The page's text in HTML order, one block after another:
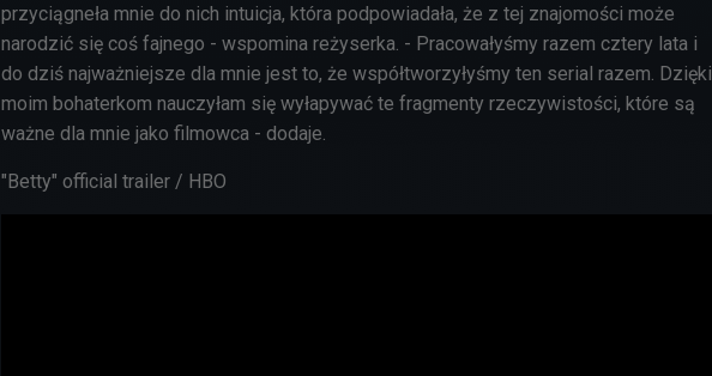
przyciągneła mnie do nich intuicja, która podpowiadała, że z tej znajomości może
narodzić się coś fajnego - wspomina reżyserka. - Pracowałyśmy razem cztery lata i
do dziś najważniejsze dla mnie jest to, że współtworzyłyśmy ten serial razem. Dzięki
moim bohaterkom nauczyłam się wyłapywać te fragmenty rzeczywistości, które są
ważne dla mnie jako filmowca - dodaje.
"Betty" official trailer / HBO